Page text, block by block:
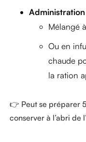
Administration
Mélangé
Ou en
chaude
la ration
👉 Peut se préparer
conserver à l’abri de